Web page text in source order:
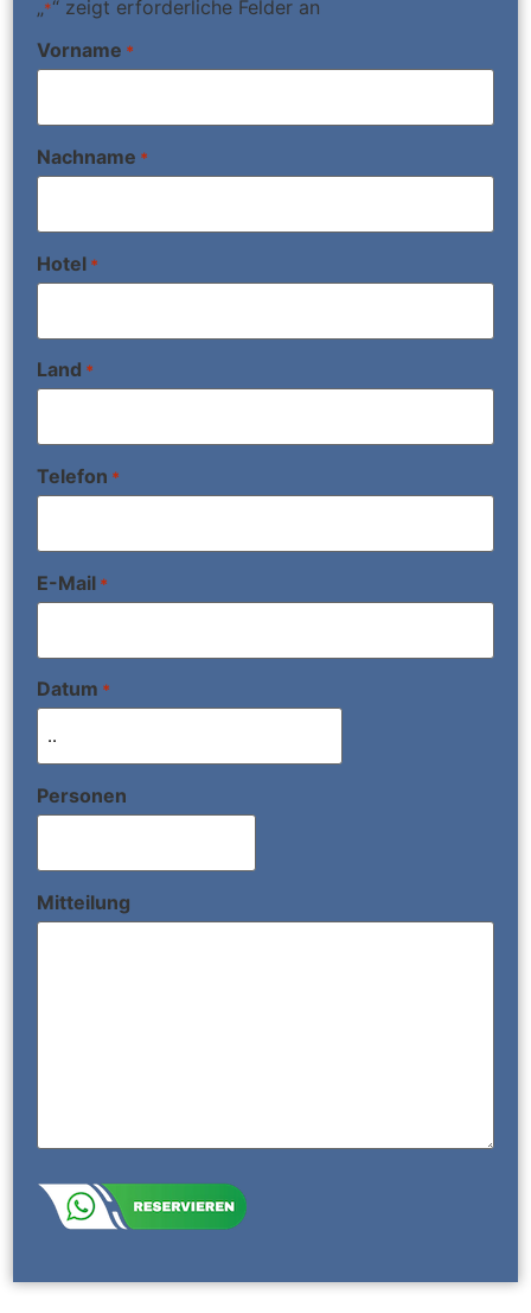
„*“ zeigt erforderliche Felder an
Vorname *
Nachname *
Hotel *
Land *
Telefon *
E-Mail *
Datum *
Personen
Mitteilung